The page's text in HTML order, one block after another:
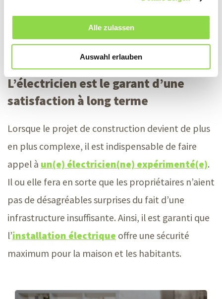
Alle zulassen
Auswahl erlauben
station de rechargeest-il prévu ? Toutes ces
décisions nécessitent une installation électrique
étendue en conséquence.
L’électricien est le garant d’une
satisfaction à long terme
Lorsque le projet de construction devient de plus
en plus complexe, il est indispensable de faire
appel à un(e) électricien(ne) expérimenté(e).
Il ou elle fera en sorte que les propriétaires n’aient
pas de désagréables surprises du fait d’une
infrastructure insuffisante. Ainsi, il est garanti que
l’installation électrique offre une sécurité
maximum pour la maison et les habitants.